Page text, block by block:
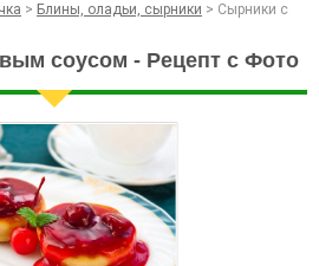
> Блины, оладьи, сырники > Сырники с
соусом - Рецепт с Фото